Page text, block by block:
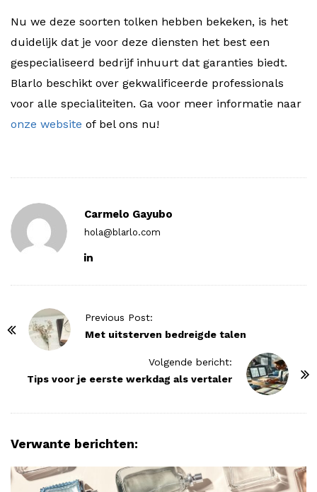
Nu we deze soorten tolken hebben bekeken, is het
duidelijk dat je voor deze diensten het best een
gespecialiseerd bedrijf inhuurt dat garanties biedt.
Blarlo beschikt over gekwalificeerde professionals
voor alle specialiteiten. Ga voor meer informatie naar
onze website of bel ons nu!
Carmelo Gayubo
hola@blarlo.com
Previous Post:
Met uitsterven bedreigde talen
Volgende bericht:
Tips voor je eerste werkdag als vertaler
Verwante berichten: